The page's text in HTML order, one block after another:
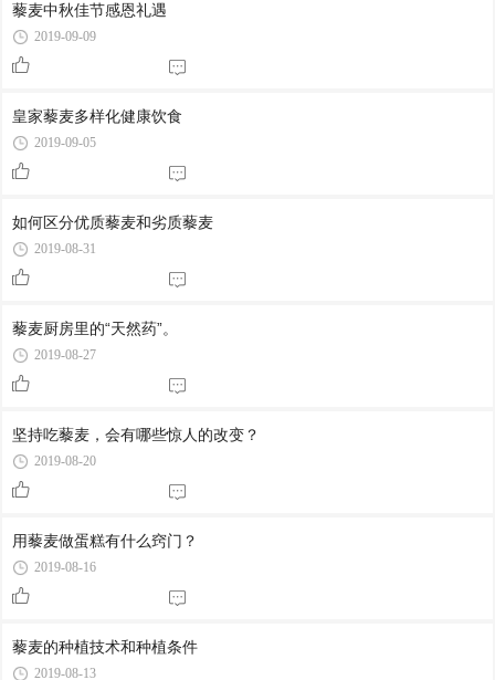
藜麦中秋佳节感恩礼遇
2019-09-09
皇家藜麦多样化健康饮食
2019-09-05
如何区分优质藜麦和劣质藜麦
2019-08-31
藜麦厨房里的“天然药”。
2019-08-27
坚持吃藜麦，会有哪些惊人的改变？
2019-08-20
用藜麦做蛋糕有什么窍门？
2019-08-16
藜麦的种植技术和种植条件
2019-08-13